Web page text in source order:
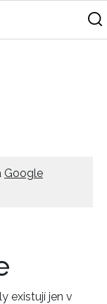
Google
existují jen v